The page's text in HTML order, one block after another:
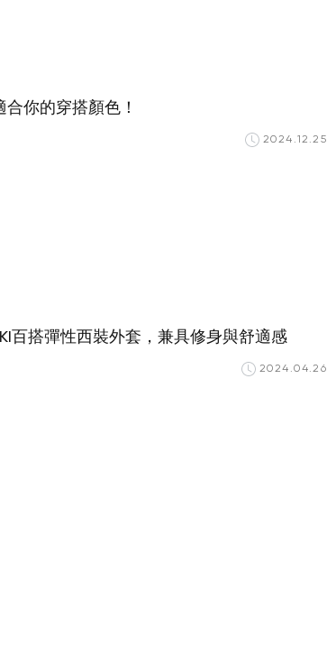
你的穿搭顏色！
2024.12.25
百搭彈性西裝外套，兼具修身與舒適感
2024.04.26